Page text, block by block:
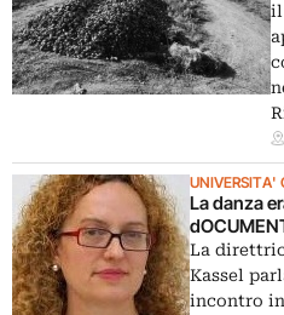
il
UNIVERSITA'
La danza
La
Kassel
incontro